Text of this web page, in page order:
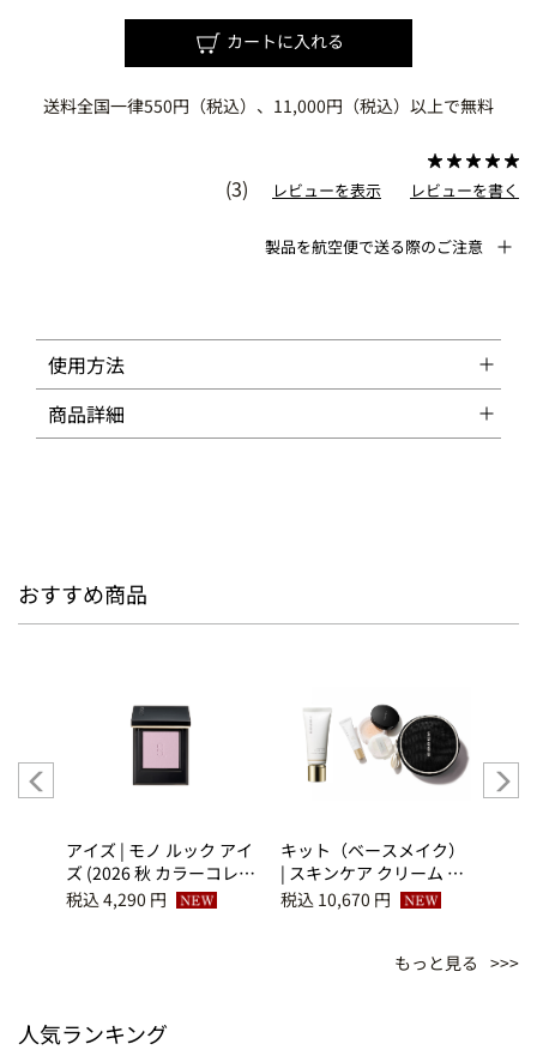
カートに入れる
送料全国一律550円（税込）、11,000円（税込）以上で無料
(3) レビューを表示 レビューを書く
製品を航空便で送る際のご注意
使用方法
商品詳細
おすすめ商品
アイズ | モノ ルック アイ
ズ (2026 秋 カラーコレク
ション) M-101 菫ノ音 -
SUMINONE
税込 4,290 円
キット（ベースメイク）
| スキンケア クリーム テ
ィント 15＋ベース メイ
クアップ キット K（サマ
税込 10,670 円
ョン
もっと見る
人気ランキング